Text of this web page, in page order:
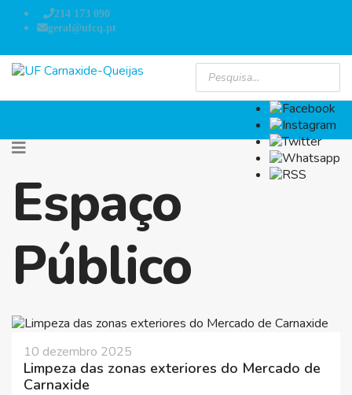
214 173 090
geral@ufcq.pt
Espaço
Público
10 dezembro 2025
Limpeza das zonas exteriores do Mercado de
Carnaxide